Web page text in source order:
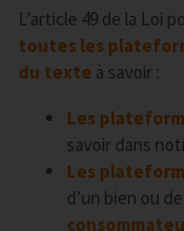
L’article 49 de la Loi
toutes les
du texte à savoir :
Les
savoir dans
Les
d’un bien ou